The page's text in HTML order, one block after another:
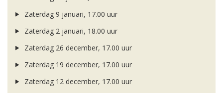
Zaterdag 9 januari, 17.00 uur
Zaterdag 2 januari, 18.00 uur
Zaterdag 26 december, 17.00 uur
Zaterdag 19 december, 17.00 uur
Zaterdag 12 december, 17.00 uur